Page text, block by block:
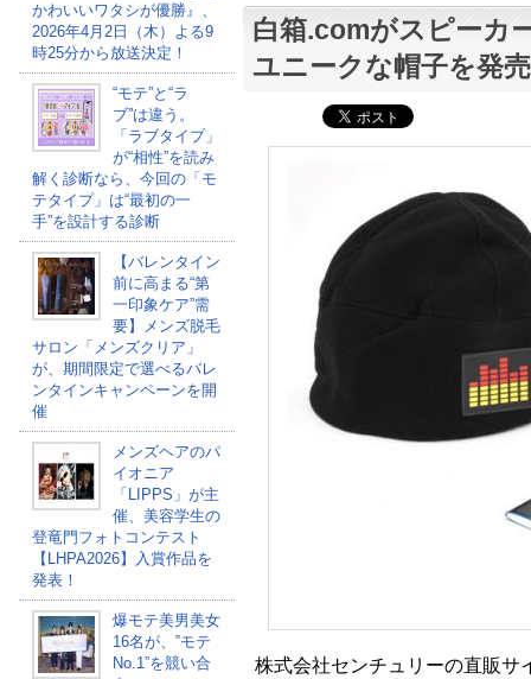
かわいいワタシが優勝』、
2026年4月2日（木）よる9
時25分から放送決定！
“モテ”と“ラ
ブ”は違う。
「ラブタイプ」
が“相性”を読み
解く診断なら、今回の「モ
テタイプ」は“最初の一
手”を設計する診断
【バレンタイン
前に高まる“第
一印象ケア”需
要】メンズ脱毛
サロン「メンズクリア」
が、期間限定で選べるバレ
ンタインキャンペーンを開
催
メンズヘアのパ
イオニア
「LIPPS」が主
催、美容学生の
登竜門フォトコンテスト
【LHPA2026】入賞作品を
発表！
爆モテ美男美女
16名が、‟モテ
No.1”を競い合
白箱.comがスピーカ
ユニークな帽子を発売
株式会社センチュリーの直販サ